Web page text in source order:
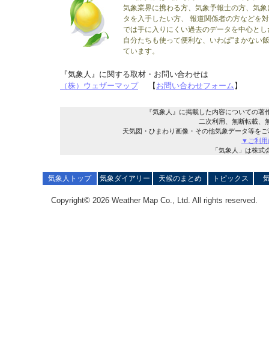
気象業界に携わる方、気象予報士の方、気
タを入手したい方、 報道関係者の方などを
では手に入りにくい過去のデータを中心と
自分たちも使って便利な、いわば"まかない
ています。
『気象人』に関する取材・お問い合わせは
（株）ウェザーマップ【 お問い合わせフォーム 】
『気象人』に掲載した内容についての
二次利用、無断転載、
天気図・ひまわり画像・その他気象データ等を
▼ご利用
「気象人」は株
気象人トップ 気象ダイアリー 天候のまとめ トピックス
Copyright© 2026 Weather Map Co., Ltd. All rights reserved.